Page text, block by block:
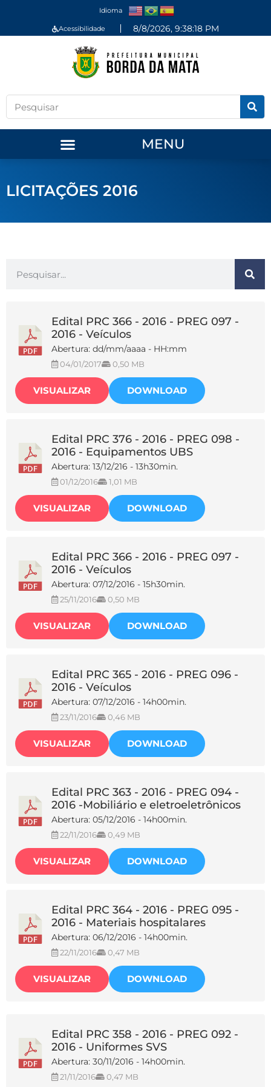
Idioma
Acessibilidade 8/8/2026, 9:38:18 PM
MENU
LICITAÇÕES 2016
Edital PRC 366 - 2016 - PREG 097 -
2016 - Veículos
Abertura: dd/mm/aaaa - HH:mm
04/01/2017 0,50 MB
VISUALIZAR DOWNLOAD
Edital PRC 376 - 2016 - PREG 098 -
2016 - Equipamentos UBS
Abertura: 13/12/216 - 13h30min.
01/12/2016 1,01 MB
VISUALIZAR DOWNLOAD
Edital PRC 366 - 2016 - PREG 097 -
2016 - Veículos
Abertura: 07/12/2016 - 15h30min.
25/11/2016 0,50 MB
VISUALIZAR DOWNLOAD
Edital PRC 365 - 2016 - PREG 096 -
2016 - Veículos
Abertura: 07/12/2016 - 14h00min.
23/11/2016 0,46 MB
VISUALIZAR DOWNLOAD
Edital PRC 363 - 2016 - PREG 094 -
2016 -Mobiliário e eletroeletrônicos
Abertura: 05/12/2016 - 14h00min.
22/11/2016 0,49 MB
VISUALIZAR DOWNLOAD
Edital PRC 364 - 2016 - PREG 095 -
2016 - Materiais hospitalares
Abertura: 06/12/2016 - 14h00min.
22/11/2016 0,47 MB
VISUALIZAR DOWNLOAD
Edital PRC 358 - 2016 - PREG 092 -
2016 - Uniformes SVS
Abertura: 30/11/2016 - 14h00min.
21/11/2016 0,47 MB